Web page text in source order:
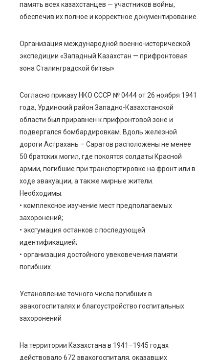
память всех казахстанцев — участников войны,
обеспечив их полное и корректное документирование.
Организация международной военно-исторической
экспедиции «Западный Казахстан — прифронтовая
зона Сталинградской битвы»
Согласно приказу НКО СССР № 0444 от 26 ноября 1941
года, Урдинский район Западно-Казахстанской
области был приравнен к прифронтовой зоне и
подвергался бомбардировкам. Вдоль железной
дороги Астрахань – Саратов расположены не менее
50 братских могил, где покоятся солдаты Красной
армии, погибшие при транспортировке на фронт или в
ходе эвакуации, а также мирные жители.
Необходимы:
• комплексное изучение мест предполагаемых
захоронений;
• эксгумация останков с последующей
идентификацией;
• организация достойного увековечения памяти
погибших.
Установление точного числа погибших в
эвакогоспиталях и благоустройство госпитальных
захоронений
На территории Казахстана в 1941–1945 годах
действовало 672 эвакогоспиталя, оказавших